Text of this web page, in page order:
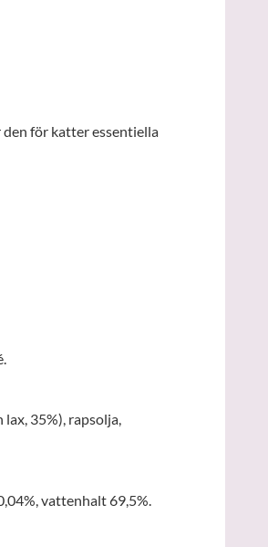
för katter essentiella
35%), rapsolja,
vattenhalt 69,5%.